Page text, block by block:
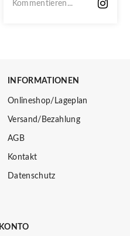
Kommentieren...
INFORMATIONEN
Onlineshop/Lageplan
Versand/Bezahlung
AGB
Kontakt
Datenschutz
KONTO